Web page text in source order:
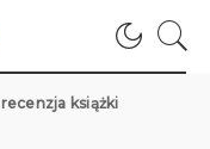
recenzja książki